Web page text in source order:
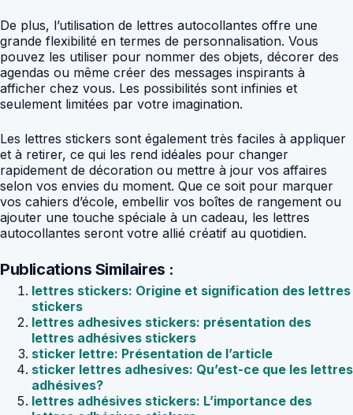
De plus, l’utilisation de lettres autocollantes offre une
grande flexibilité en termes de personnalisation. Vous
pouvez les utiliser pour nommer des objets, décorer des
agendas ou même créer des messages inspirants à
afficher chez vous. Les possibilités sont infinies et
seulement limitées par votre imagination.
Les lettres stickers sont également très faciles à appliquer
et à retirer, ce qui les rend idéales pour changer
rapidement de décoration ou mettre à jour vos affaires
selon vos envies du moment. Que ce soit pour marquer
vos cahiers d’école, embellir vos boîtes de rangement ou
ajouter une touche spéciale à un cadeau, les lettres
autocollantes seront votre allié créatif au quotidien.
Publications Similaires :
lettres stickers: Origine et signification des lettres
stickers
lettres adhesives stickers: présentation des
lettres adhésives stickers
sticker lettre: Présentation de l’article
sticker lettres adhesives: Qu’est-ce que les lettres
adhésives?
lettres adhésives stickers: L’importance des